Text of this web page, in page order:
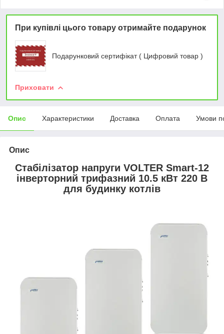
При купівлі цього товару отримайте подарунок
Подарунковий сертифікат ( Цифровий товар )
Приховати
Опис Характеристики Доставка Оплата Умови
Опис
Стабілізатор напруги VOLTER Smart-12
інверторний трифазний 10.5 кВт 220 В
для будинку котлів